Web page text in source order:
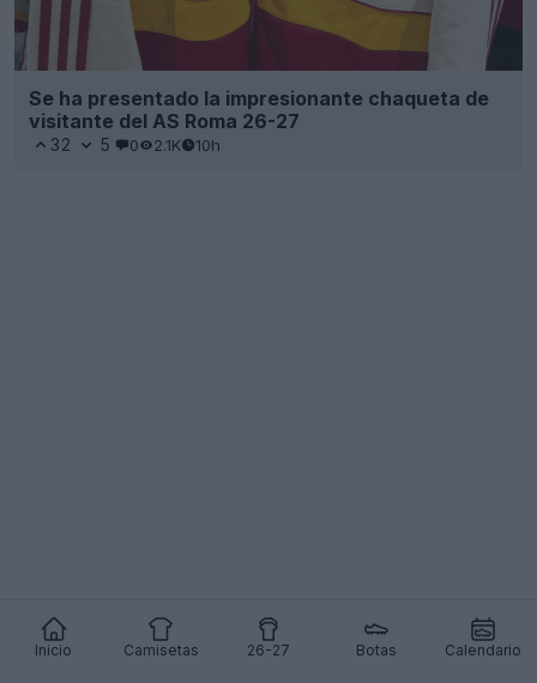
Inicio Camisetas 26-27 Botas Calendario
Se ha presentado la impresionante chaqueta de
visitante del AS Roma 26-27
32 5 0 2.1K 10h